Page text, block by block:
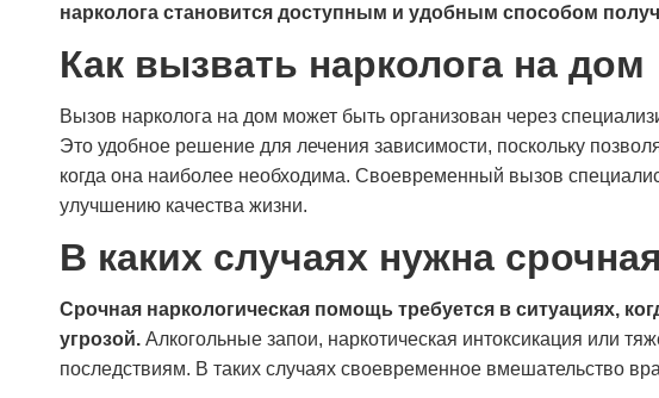
нарколога становится доступным и удобным способом
Как вызвать нарколога на дом
Вызов нарколога на дом может быть организован через
Это удобное решение для лечения зависимости, поскольку
когда она наиболее необходима. Своевременный вызов
улучшению качества жизни.
В каких случаях нужна
Срочная наркологическая помощь требуется в ситуациях,
угрозой. Алкогольные запои, наркотическая интоксикация или
последствиям. В таких случаях своевременное вмешательство